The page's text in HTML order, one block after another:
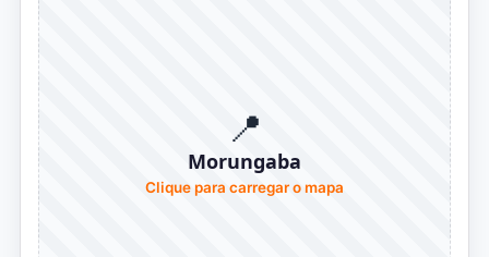
📍
Morungaba
Clique para carregar o mapa